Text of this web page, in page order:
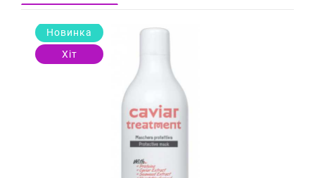
Новинка
Хіт